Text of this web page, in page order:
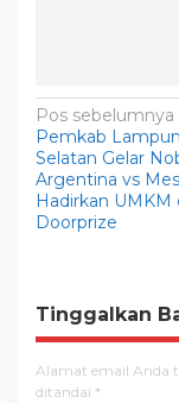
N
a
v
i
s
i
p
Pos sebelumnya
Pemkab
Selatan Gelar
Argentina vs
Hadirkan UMKM
Doorprize
Tinggalkan
Alamat email Anda
ditandai *